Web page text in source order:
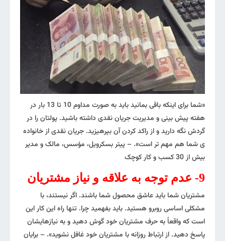
«شما برای اینکه باقی بمانید باید به صورت مداوم 10 تا 13 بار در
هفته پیش بینی و مدیریت جریان نقدی داشته باشید. پولتان را در
گردش نگه دارید و از راکد کردن آن بپرهیزید. جریان نقدی از خانواده
ی شما هم مهم تر است». – پیتر بسکرویل، مؤسس، مالک و مدیر
بیش از 30 کسب و کار کوچک
9- عدم توجه به علاقه و نیاز مشتریان
مشتریان شما باید عاشق محصول شما باشند. اگر نیستند، با
مشکلی اساسی روبرو هستید. باید بفهمید چرا. تنها راه این کار این
است که واقعاً به حرف مشتریان خود گوش دهید و به نیازهایشان
پاسخ دهید. از ارتباط روزانه با مشتریان خود غافل نشوید». – برایان